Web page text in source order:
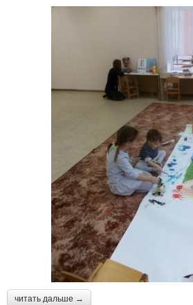
читать дальше →